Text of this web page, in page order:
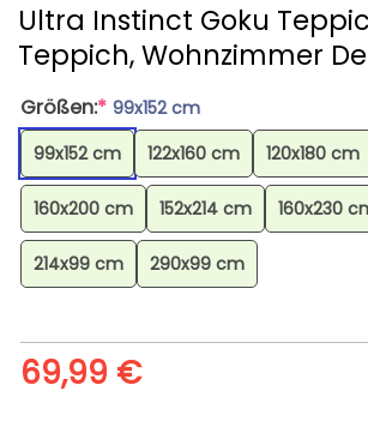
Ultra Instinct Goku
Teppich, Wohnzimmer
Größen:* 99x152 cm
99x152 cm
122x160 cm 120x180 cm
160x200 cm 152x214 cm 160x230
214x99 cm 290x99 cm
69,99 €